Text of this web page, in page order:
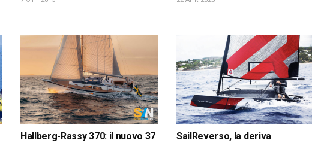
Hallberg-Rassy 370: il nuovo 37
SailReverso, la deriva